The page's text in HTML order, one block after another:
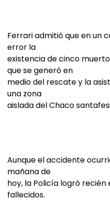
Ferrari admitió que en un
error la
existencia de cinco
que se generó en
medio del rescate y la
una zona
aislada del Chaco
Aunque el accidente
mañana de
hoy, la Policía logró
fallecidos.